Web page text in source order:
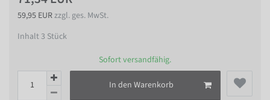
59,95 EURzzgl. ges. MwSt.
Inhalt3 Stück
Sofort versandfähig.
In den Warenkorb